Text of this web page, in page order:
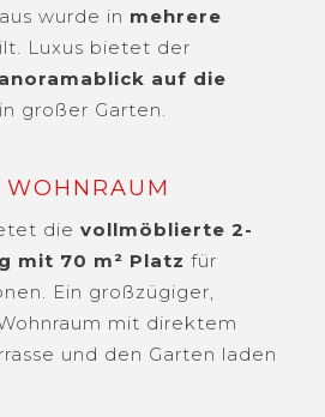
wurde in mehrere
Luxus bietet der
auf die
großer Garten.
WOHNRAUM
die vollmöblierte 2-
mit 70 m² Platz für
Ein großzügiger,
mit direktem
und den Garten laden